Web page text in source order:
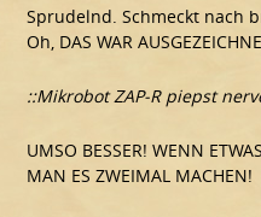
Sprudelnd. Schmeckt nach
Oh, DAS WAR
::Mikrobot ZAP-R piepst
UMSO BESSER! WENN
MAN ES ZWEIMAL MACHEN!